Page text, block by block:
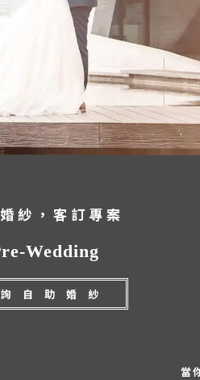
紗，客訂專案
Wedding
自助婚紗
當